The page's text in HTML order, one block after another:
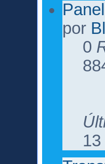
por
0